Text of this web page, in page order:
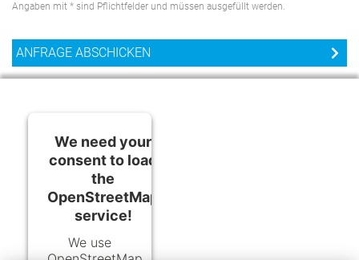
Angaben mit * sind Pflichtfelder und müssen ausgefüllt werden.
We need your
consent to load
the
OpenStreetMap
service!
We use